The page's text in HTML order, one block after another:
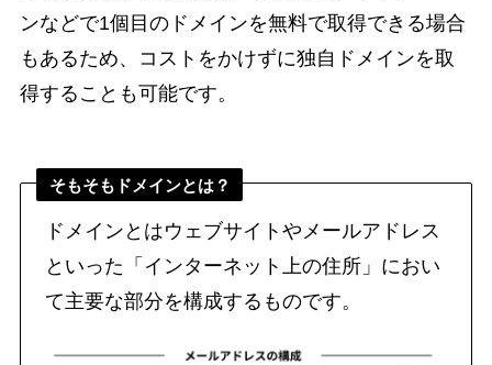
ンなどで1個目のドメインを無料で取得できる場合
もあるため、コストをかけずに独自ドメインを取
得することも可能です。
そもそもドメインとは？
ドメインとはウェブサイトやメールアドレス
といった「インターネット上の住所」におい
て主要な部分を構成するものです。